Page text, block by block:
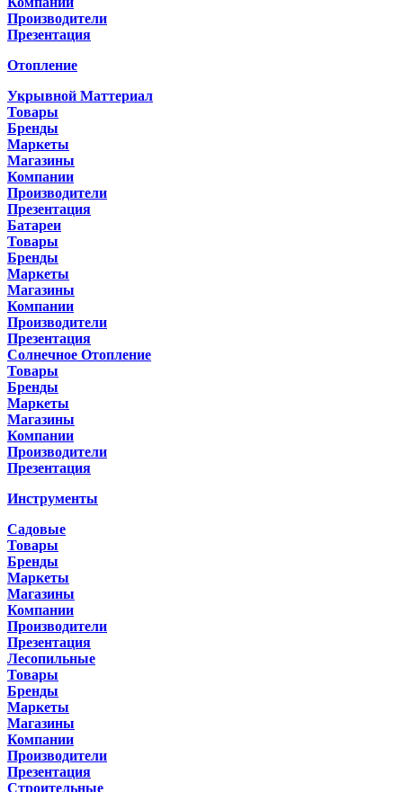
Производители
Презентация
Отопление
Укрывной Маттериал
Товары
Бренды
Маркеты
Магазины
Компании
Производители
Презентация
Батареи
Товары
Бренды
Маркеты
Магазины
Компании
Производители
Презентация
Солнечное Отопление
Товары
Бренды
Маркеты
Магазины
Компании
Производители
Презентация
Инструменты
Садовые
Товары
Бренды
Маркеты
Магазины
Компании
Производители
Презентация
Лесопильные
Товары
Бренды
Маркеты
Магазины
Компании
Производители
Презентация
Строительные